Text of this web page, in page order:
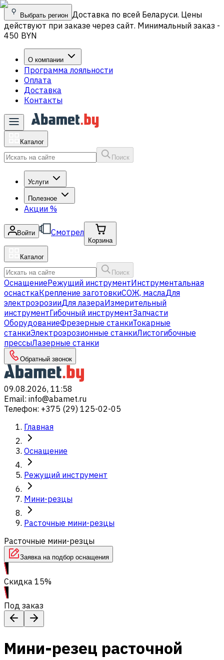
Выбрать регион Доставка по всей Беларуси. Цены
действуют при заказе через сайт. Минимальный заказ -
450 BYN
О компании
Программа лояльности
Оплата
Доставка
Контакты
Каталог
Поиск
Услуги
Полезное
Акции %
Войти Смотрел
Корзина
Каталог
Поиск
ОснащениеРежущий инструментИнструментальная
оснасткаКрепление заготовкиСОЖ, маслаДля
электроэрозииДля лазераИзмерительный
инструментГибочный инструментЗапчасти
ОборудованиеФрезерные станкиТокарные
станкиЭлектроэрозионные станкиЛистогибочные
прессыЛазерные станки
Обратный звонок
09.08.2026, 11:58
Email: info@abamet.ru
Телефон: +375 (29) 125-02-05
Главная
Оснащение
Режущий инструмент
Мини-резцы
Расточные мини-резцы
Расточные мини-резцы
Заявка на подбор оснащения
Скидка 15%
Под заказ
Мини-резец расточной